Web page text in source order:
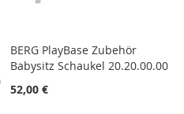
BERG PlayBase Zubehör
Babysitz Schaukel 20.20.00.00
52,00 €